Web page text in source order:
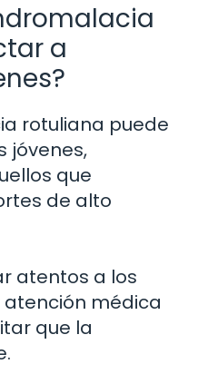
a
rotuliana puede
jóvenes,
que
de alto
atentos a los
médica
que la